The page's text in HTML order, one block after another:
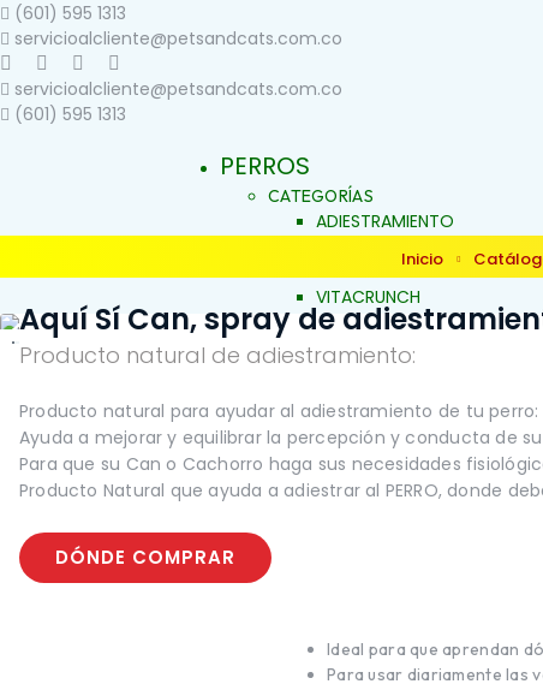
(601) 595 1313
servicioalcliente@petsandcats.com.co
servicioalcliente@petsandcats.com.co
(601) 595 1313
INICIO
PERROS
CATEGORÍAS
ADIESTRAMIENTO
SALUD Y BIENESTAR
VITACRUNCH
JALEAS
JABONES NATURALES
ALERGIAS
ARTICULACIONES Y
BELLEZA Y LIMPIEZA
CONDUCTA Y
SALUD INTERNA
SALUD INMUNOLÓGICA
Inicio
Producto natural de adiestramiento:
Aquí Sí Can, spray de
Producto natural para ayudar al adiestramiento de tu perro:
Ayuda a mejorar y equilibrar la percepción y conducta de
Para que su Can o Cachorro haga sus necesidades
Producto Natural que ayuda a adiestrar al PERRO, donde
DÓNDE COMPRAR
Ideal para que aprendan
Para usar diariamente las